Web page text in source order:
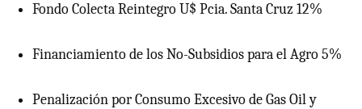
Fondo Colecta Reintegro U$ Pcia. Santa Cruz 12%
Financiamiento de los No-Subsidios para el Agro 5%
Penalización por Consumo Excesivo de Gas Oil y